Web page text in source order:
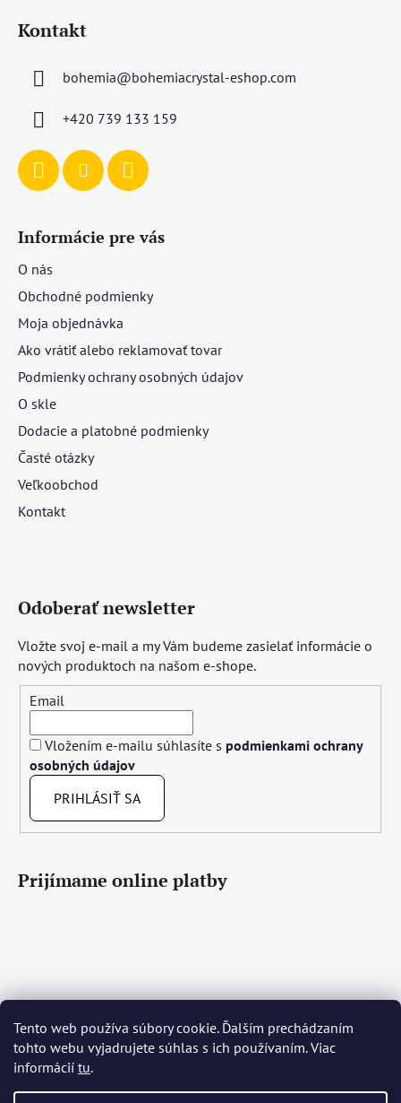
Tento web používa súbory cookie. Ďalším prechádzaním
tohto webu vyjadrujete súhlas s ich používaním. Viac
informácií tu.
Kontakt
bohemia@bohemiacrystal-eshop.com
+420 739 133 159
Informácie pre vás
O nás
Obchodné podmienky
Moja objednávka
Ako vrátiť alebo reklamovať tovar
Podmienky ochrany osobných údajov
O skle
Dodacie a platobné podmienky
Časté otázky
Veľkoobchod
Kontakt
Odoberať newsletter
Vložte svoj e-mail a my Vám budeme zasielať informácie o
nových produktoch na našom e-shope.
Email
Vložením e-mailu súhlasíte s podmienkami ochrany
osobných údajov
PRIHLÁSIŤ SA
Prijímame online platby
Čeština Slovenčina English Deutsch Magyar
Język polski Română Italiano Español Français
Português
Nederlands Українська Ελληνικά Svenska Dansk